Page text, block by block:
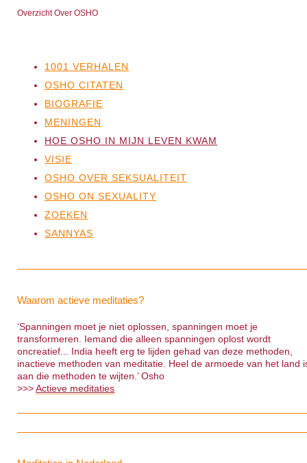
Overzicht Over OSHO
1001 VERHALEN
OSHO CITATEN
BIOGRAFIE
MENINGEN
HOE OSHO IN MIJN LEVEN KWAM
VISIE
OSHO OVER SEKSUALITEIT
OSHO ON SEXUALITY
ZOEKEN
SANNYAS
Waarom actieve meditaties?
‘Spanningen moet je niet oplossen, spanningen moet je
transformeren. Iemand die alleen spanningen oplost wordt
oncreatief... India heeft erg te lijden gehad van deze methoden,
inactieve methoden van meditatie. Heel de armoede van het land
aan die methoden te wijten.’ Osho
>>>Actieve meditaties